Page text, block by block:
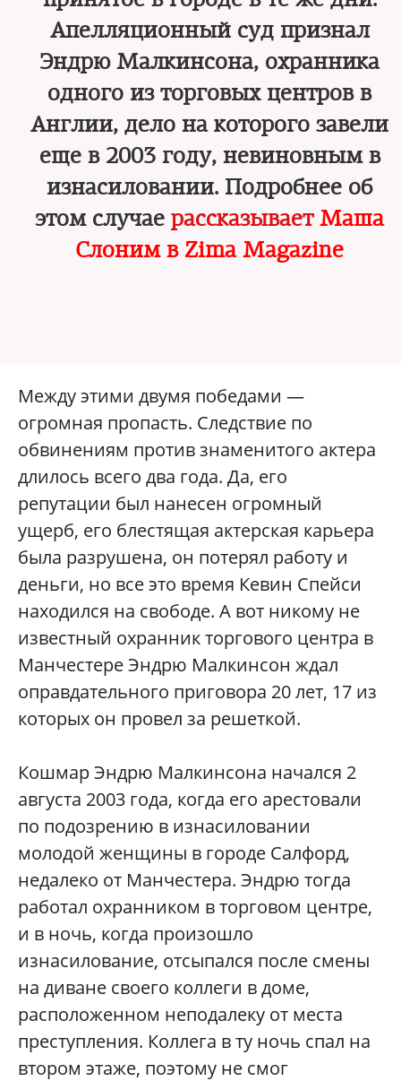
Апелляционный суд признал
Эндрю Малкинсона, охранника
одного из торговых центров в
Англии, дело на которого завели
еще в 2003 году, невиновным в
изнасиловании. Подробнее об
этом случае рассказывает Маша
Слоним в Zima Magazine
Между этими двумя победами —
огромная пропасть. Следствие по
обвинениям против знаменитого актера
длилось всего два года. Да, его
репутации был нанесен огромный
ущерб, его блестящая актерская карьера
была разрушена, он потерял работу и
деньги, но все это время Кевин Спейси
находился на свободе. А вот никому не
известный охранник торгового центра в
Манчестере Эндрю Малкинсон ждал
оправдательного приговора 20 лет, 17 из
которых он провел за решеткой.
Кошмар Эндрю Малкинсона начался 2
августа 2003 года, когда его арестовали
по подозрению в изнасиловании
молодой женщины в городе Салфорд,
недалеко от Манчестера. Эндрю тогда
работал охранником в торговом центре,
и в ночь, когда произошло
изнасилование, отсыпался после смены
на диване своего коллеги в доме,
расположенном неподалеку от места
преступления. Коллега в ту ночь спал на
втором этаже, поэтому не смог